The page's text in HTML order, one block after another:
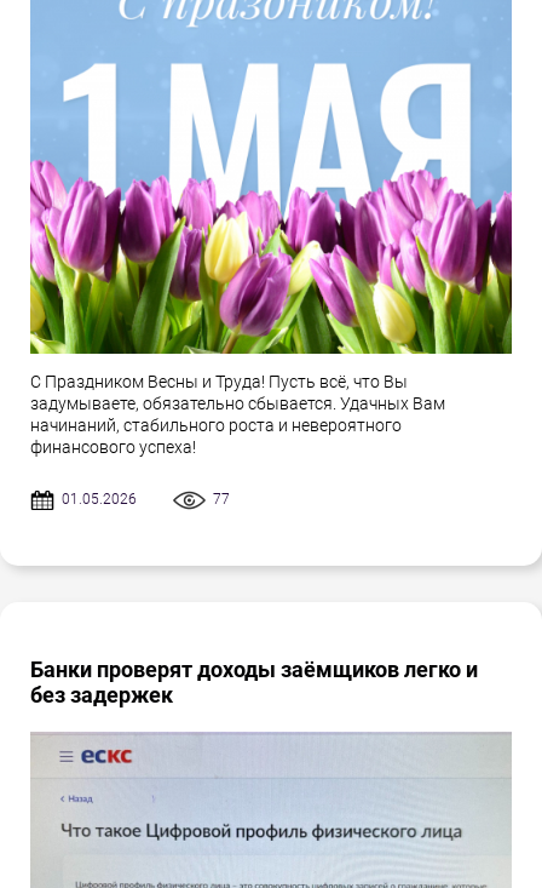
С Праздником Весны и Труда! Пусть всё, что Вы
задумываете, обязательно сбывается. Удачных Вам
начинаний, стабильного роста и невероятного
финансового успеха!
01.05.2026 77
Банки проверят доходы заёмщиков легко и
без задержек